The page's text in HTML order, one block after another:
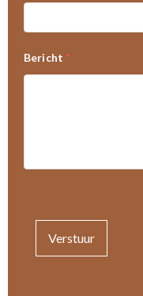
Bericht *
Verstuur